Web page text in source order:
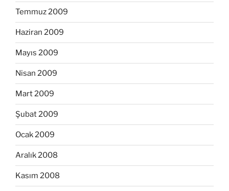
Temmuz 2009
Haziran 2009
Mayıs 2009
Nisan 2009
Mart 2009
Şubat 2009
Ocak 2009
Aralık 2008
Kasım 2008